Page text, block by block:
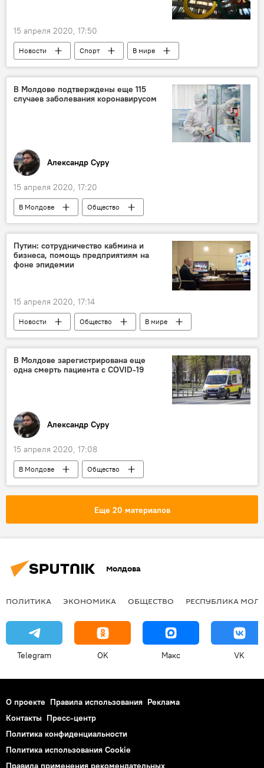
15 апреля 2020, 17:50
Новости Спорт
В мире
Общество
Россия Коронавирус
В Молдове подтверждены еще 115
случаев заболевания коронавирусом
Александр Суру
15 апреля 2020, 17:20
В Молдове
Общество
Коронавирус
Новости
Путин: сотрудничество кабмина и
бизнеса, помощь предприятиям на
фоне эпидемии
15 апреля 2020, 17:14
Новости Общество
В мире
Россия
Коронавирус
В Молдове зарегистрирована еще
одна смерть пациента с COVID-19
Александр Суру
15 апреля 2020, 17:08
В Молдове
Общество
Коронавирус
Новости
Еще 20 материалов
Молдова
ПОЛИТИКА ЭКОНОМИКА ОБЩЕСТВО РЕСПУБЛИКА
Telegram OK Макс VK
О проекте Правила использования Реклама
Контакты Пресс-центр
Политика конфиденциальности
Политика использования Cookie
Правила применения рекомендательных